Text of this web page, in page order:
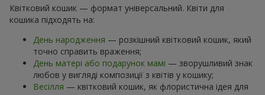
Квітковий кошик — формат універсальний. Квіти для
кошика підходять на:
День народження — розкішний квітковий кошик, який
точно справить враження;
День матері або подарунок мамі — зворушливий знак
любов у вигляді композиції з квітів у кошику;
Весілля — квітковий кошик, як флористична ідея для